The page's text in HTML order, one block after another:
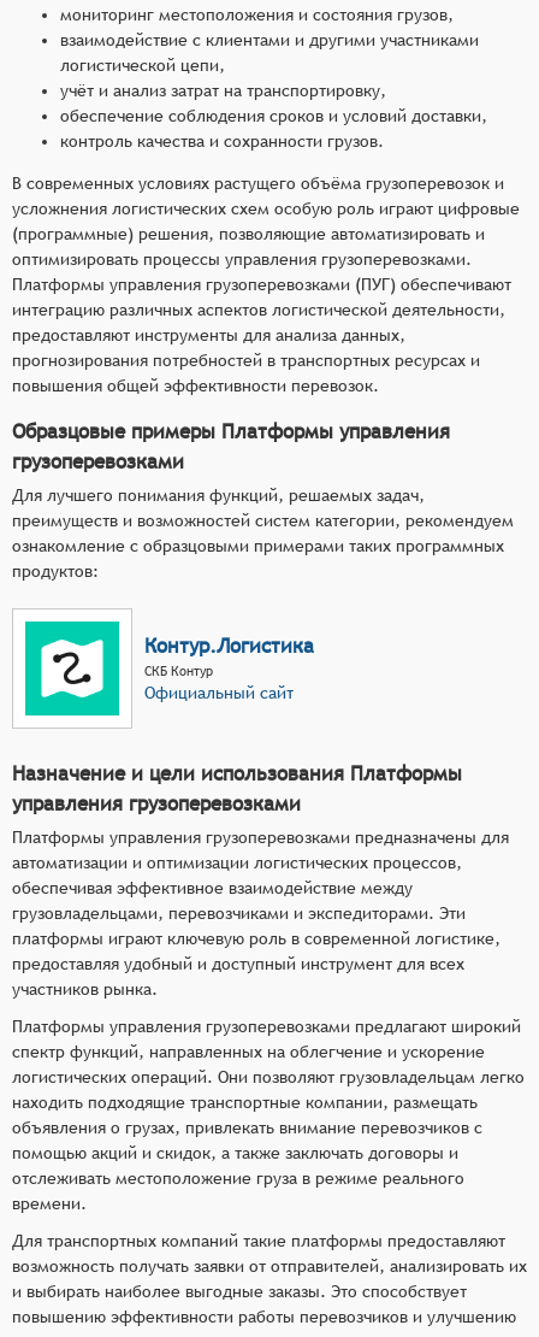
мониторинг местоположения и состояния грузов,
взаимодействие с клиентами и другими участниками
логистической цепи,
учёт и анализ затрат на транспортировку,
обеспечение соблюдения сроков и условий доставки,
контроль качества и сохранности грузов.
В современных условиях растущего объёма грузоперевозок и
усложнения логистических схем особую роль играют цифровые
(программные) решения, позволяющие автоматизировать и
оптимизировать процессы управления грузоперевозками.
Платформы управления грузоперевозками (ПУГ) обеспечивают
интеграцию различных аспектов логистической деятельности,
предоставляют инструменты для анализа данных,
прогнозирования потребностей в транспортных ресурсах и
повышения общей эффективности перевозок.
Образцовые примеры Платформы управления
грузоперевозками
Для лучшего понимания функций, решаемых задач,
преимуществ и возможностей систем категории, рекомендуем
ознакомление с образцовыми примерами таких программных
продуктов:
Контур.Логистика
СКБ Контур
Официальный сайт
Назначение и цели использования Платформы
управления грузоперевозками
Платформы управления грузоперевозками предназначены для
автоматизации и оптимизации логистических процессов,
обеспечивая эффективное взаимодействие между
грузовладельцами, перевозчиками и экспедиторами. Эти
платформы играют ключевую роль в современной логистике,
предоставляя удобный и доступный инструмент для всех
участников рынка.
Платформы управления грузоперевозками предлагают широкий
спектр функций, направленных на облегчение и ускорение
логистических операций. Они позволяют грузовладельцам легко
находить подходящие транспортные компании, размещать
объявления о грузах, привлекать внимание перевозчиков с
помощью акций и скидок, а также заключать договоры и
отслеживать местоположение груза в режиме реального
времени.
Для транспортных компаний такие платформы предоставляют
возможность получать заявки от отправителей, анализировать их
и выбирать наиболее выгодные заказы. Это способствует
повышению эффективности работы перевозчиков и улучшению